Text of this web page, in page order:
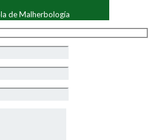
de Malherbología